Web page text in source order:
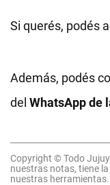
Si querés, podés
Además, podés
del WhatsApp de
Copyright © Todo
nuestras notas, tiene
nuestras